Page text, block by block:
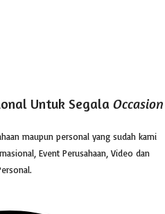
Untuk Segala Occasion
maupun personal yang sudah kami
Event Perusahaan, Video dan